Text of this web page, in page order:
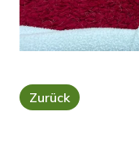
Zurück